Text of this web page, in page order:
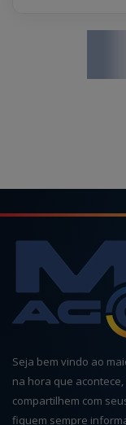
Seja bem vindo ao
na hora que
compartilhem com
fiquem sempre